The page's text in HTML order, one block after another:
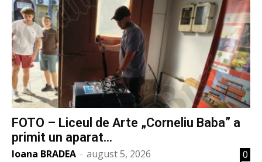
FOTO – Liceul de Arte „Corneliu Baba” a
primit un aparat...
Ioana BRADEA - august 5, 2026 0